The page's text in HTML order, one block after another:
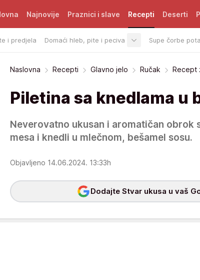
Najnovije Praznici i slave Recepti
i predjela Domaći hleb, pite i peciva Supe čorbe
Deserti
Naslovna Recepti Glavno jelo Ručak Recept
Piletina sa knedlama u
Neverovatno ukusan i aromatičan obrok
mesa i knedli u mlečnom, bešamel sosu.
Objavljeno 14.06.2024. 13:33h
Dodajte Stvar ukusa u vaš